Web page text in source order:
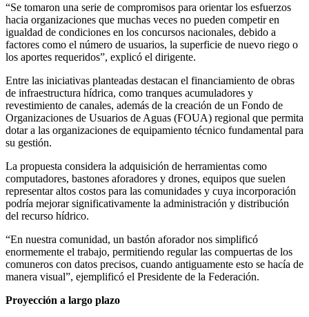
“Se tomaron una serie de compromisos para orientar los esfuerzos
hacia organizaciones que muchas veces no pueden competir en
igualdad de condiciones en los concursos nacionales, debido a
factores como el número de usuarios, la superficie de nuevo riego o
los aportes requeridos”, explicó el dirigente.
Entre las iniciativas planteadas destacan el financiamiento de obras
de infraestructura hídrica, como tranques acumuladores y
revestimiento de canales, además de la creación de un Fondo de
Organizaciones de Usuarios de Aguas (FOUA) regional que permita
dotar a las organizaciones de equipamiento técnico fundamental para
su gestión.
La propuesta considera la adquisición de herramientas como
computadores, bastones aforadores y drones, equipos que suelen
representar altos costos para las comunidades y cuya incorporación
podría mejorar significativamente la administración y distribución
del recurso hídrico.
“En nuestra comunidad, un bastón aforador nos simplificó
enormemente el trabajo, permitiendo regular las compuertas de los
comuneros con datos precisos, cuando antiguamente esto se hacía de
manera visual”, ejemplificó el Presidente de la Federación.
Proyección a largo plazo